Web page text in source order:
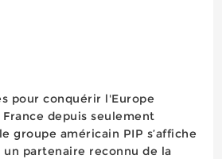
pour conquérir l'Europe
depuis seulement
groupe américain PIP s’affiche
un partenaire reconnu de la